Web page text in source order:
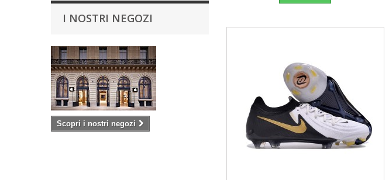
I NOSTRI NEGOZI
Scopri i nostri negozi